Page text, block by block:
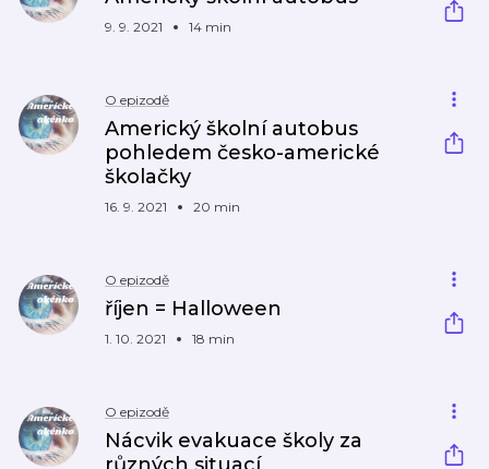
9. 9. 2021 14 min
O epizodě
Americký školní autobus
pohledem česko-americké
školačky
16. 9. 2021 20 min
O epizodě
říjen = Halloween
1. 10. 2021 18 min
O epizodě
Nácvik evakuace školy za